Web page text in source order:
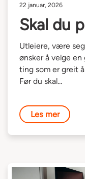
22 januar, 2026
Skal du
Utleiere, være
ønsker å velge
ting som er greit
Før du skal...
Les mer